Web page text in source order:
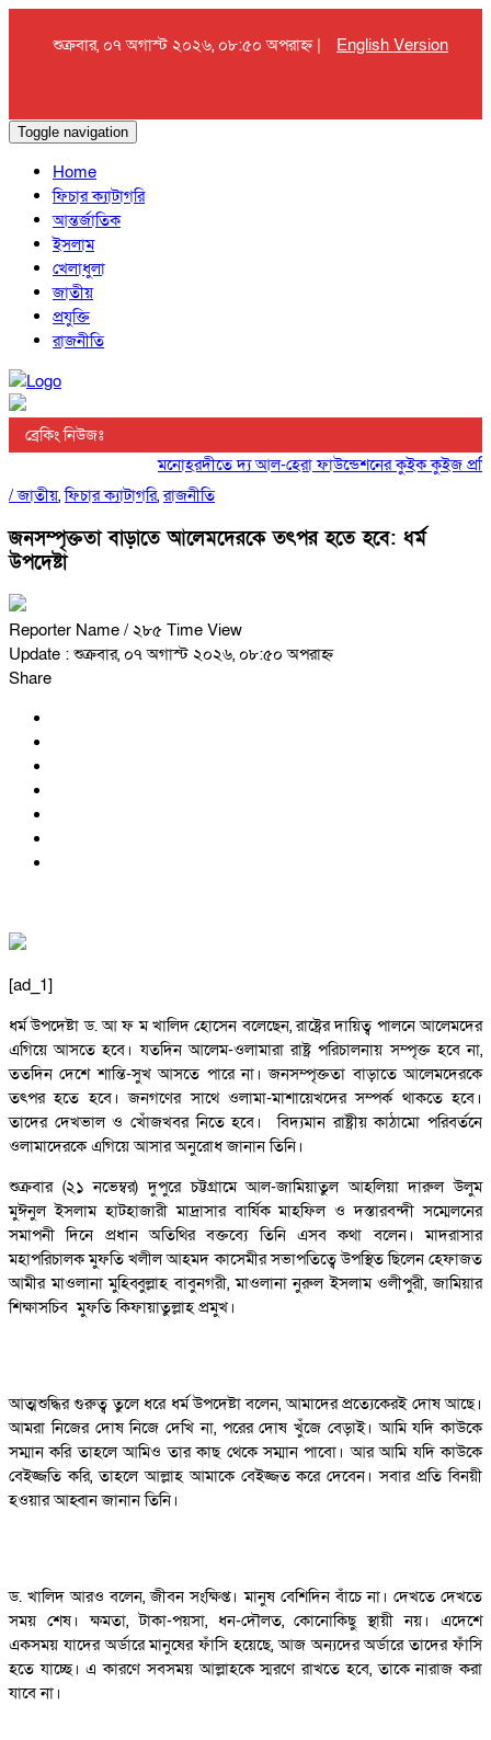
শুক্রবার, ০৭ অগাস্ট ২০২৬, ০৮:৫০ অপরাহ্ন | English Version
Toggle navigation
Home
ফিচার ক্যাটাগরি
আন্তর্জাতিক
ইসলাম
খেলাধুলা
জাতীয়
প্রযুক্তি
রাজনীতি
ব্রেকিং নিউজঃ
মনোহরদীতে দ্য আল-হেরা ফাউন্ডেশনের কুইক কুইজ
/জাতীয়,ফিচার ক্যাটাগরি,রাজনীতি
জনসম্পৃক্ততা বাড়াতে আলেমদেরকে তৎপর হতে হবে: ধর্ম
উপদেষ্টা
Reporter Name / ২৮৫ Time View
Update : শুক্রবার, ০৭ অগাস্ট ২০২৬, ০৮:৫০ অপরাহ্ন
Share
[ad_1]
ধর্ম উপদেষ্টা ড. আ ফ ম খালিদ হোসেন বলেছেন, রাষ্ট্রের দায়িত্ব পালনে আলেমদের
এগিয়ে আসতে হবে। যতদিন আলেম-ওলামারা রাষ্ট্র পরিচালনায় সম্পৃক্ত হবে না,
ততদিন দেশে শান্তি-সুখ আসতে পারে না। জনসম্পৃক্ততা বাড়াতে আলেমদেরকে
তৎপর হতে হবে। জনগণের সাথে ওলামা-মাশায়েখদের সম্পর্ক থাকতে হবে।
তাদের দেখভাল ও খোঁজখবর নিতে হবে। বিদ্যমান রাষ্ট্রীয় কাঠামো পরিবর্তনে
ওলামাদেরকে এগিয়ে আসার অনুরোধ জানান তিনি।
শুক্রবার (২১ নভেম্বর) দুপুরে চট্টগ্রামে আল-জামিয়াতুল আহলিয়া দারুল উলুম
মুঈনুল ইসলাম হাটহাজারী মাদ্রাসার বার্ষিক মাহফিল ও দস্তারবন্দী সম্মেলনের
সমাপনী দিনে প্রধান অতিথির বক্তব্যে তিনি এসব কথা বলেন। মাদরাসার
মহাপরিচালক মুফতি খলীল আহমদ কাসেমীর সভাপতিত্বে উপস্থিত ছিলেন হেফাজত
আমীর মাওলানা মুহিব্বুল্লাহ বাবুনগরী, মাওলানা নুরুল ইসলাম ওলীপুরী, জামিয়ার
শিক্ষাসচিব মুফতি কিফায়াতুল্লাহ প্রমুখ।
আত্মশুদ্ধির গুরুত্ব তুলে ধরে ধর্ম উপদেষ্টা বলেন, আমাদের প্রত্যেকেরই দোষ আছে।
আমরা নিজের দোষ নিজে দেখি না, পরের দোষ খুঁজে বেড়াই। আমি যদি কাউকে
সম্মান করি তাহলে আমিও তার কাছ থেকে সম্মান পাবো। আর আমি যদি কাউকে
বেইজ্জতি করি, তাহলে আল্লাহ আমাকে বেইজ্জত করে দেবেন। সবার প্রতি বিনয়ী
হওয়ার আহ্বান জানান তিনি।
ড. খালিদ আরও বলেন, জীবন সংক্ষিপ্ত। মানুষ বেশিদিন বাঁচে না। দেখতে দেখতে
সময় শেষ। ক্ষমতা, টাকা-পয়সা, ধন-দৌলত, কোনোকিছু স্থায়ী নয়। এদেশে
একসময় যাদের অর্ডারে মানুষের ফাঁসি হয়েছে, আজ অন্যদের অর্ডারে তাদের ফাঁসি
হতে যাচ্ছে। এ কারণে সবসময় আল্লাহকে স্মরণে রাখতে হবে, তাকে নারাজ করা
যাবে না।